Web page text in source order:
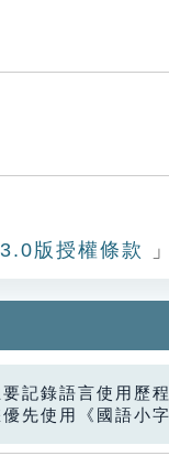
版授權條款
記錄語言使用歷
先使用《國語小